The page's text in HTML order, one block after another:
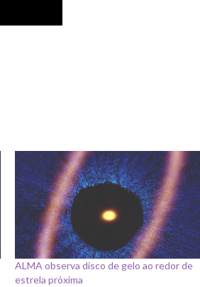
ALMA observa disco de gelo ao redor de
estrela próxima